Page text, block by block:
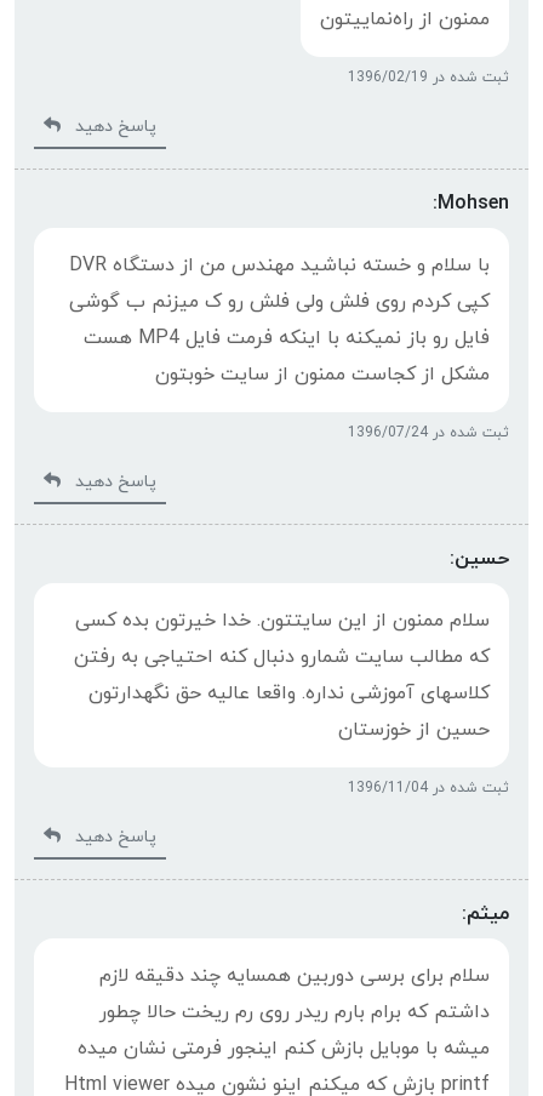
ممنون از راەنماییتون
ثبت شده در 1396/02/19
پاسخ دهید
Mohsen:
با سلام و خسته نباشید مهندس من از دستگاه DVR
کپی کردم روی فلش ولی فلش رو ک میزنم ب گوشی
فایل رو باز نمیکنه با اینکه فرمت فایل MP4 هست
مشکل از کجاست ممنون از سایت خوبتون
ثبت شده در 1396/07/24
پاسخ دهید
حسین:
سلام ممنون از این سایتتون. خدا خیرتون بده کسی
که مطالب سایت شمارو دنبال کنه احتیاجی به رفتن
کلاسهای آموزشی نداره. واقعا عالیه حق نگهدارتون
حسین از خوزستان
ثبت شده در 1396/11/04
پاسخ دهید
میثم:
سلام برای برسی دوربین همسایه چند دقیقه لازم
داشتم که برام بارم ریدر روی رم ریخت حالا چطور
میشه با موبایل بازش کنم اینجور فرمتی نشان میده
printf بازش که میکنم اینو نشون میده Html viewer